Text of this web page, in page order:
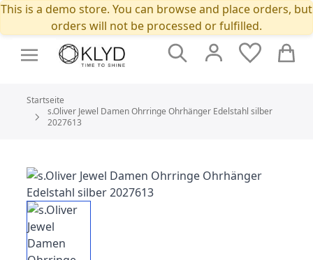
This is a demo store. You can browse and place orders, but
orders will not be processed or fulfilled.
Suche
Cart
Startseite
s.Oliver Jewel Damen Ohrringe Ohrhänger Edelstahl silber
2027613